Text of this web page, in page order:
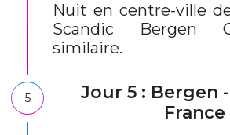
Nuit en centre-ville
Scandic Bergen
similaire.
5
Jour 5 : Bergen
France